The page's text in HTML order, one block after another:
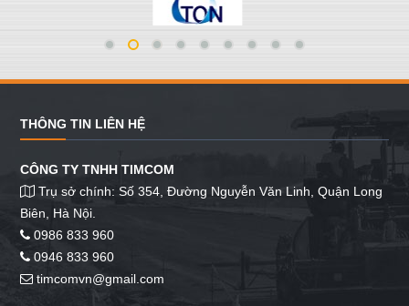
THÔNG TIN LIÊN HỆ
CÔNG TY TNHH TIMCOM
Trụ sở chính: Số 354, Đường Nguyễn Văn Linh, Quận Long
Biên, Hà Nội.
0986 833 960
0946 833 960
timcomvn@gmail.com